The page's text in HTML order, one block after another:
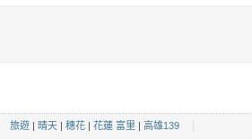
旅遊 晴天 穗花 花蓮 富里 高雄139